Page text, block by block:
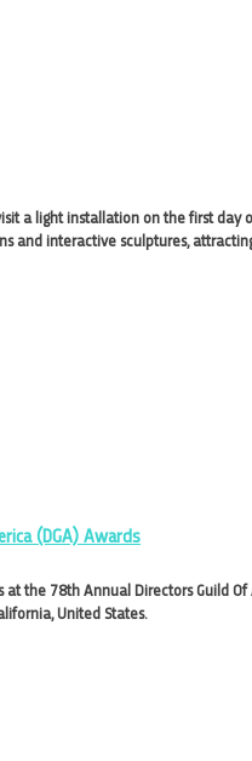
a light installation on the first
and interactive sculptures,
(DGA) Awards
at the 78th Annual Directors Guild
United States.